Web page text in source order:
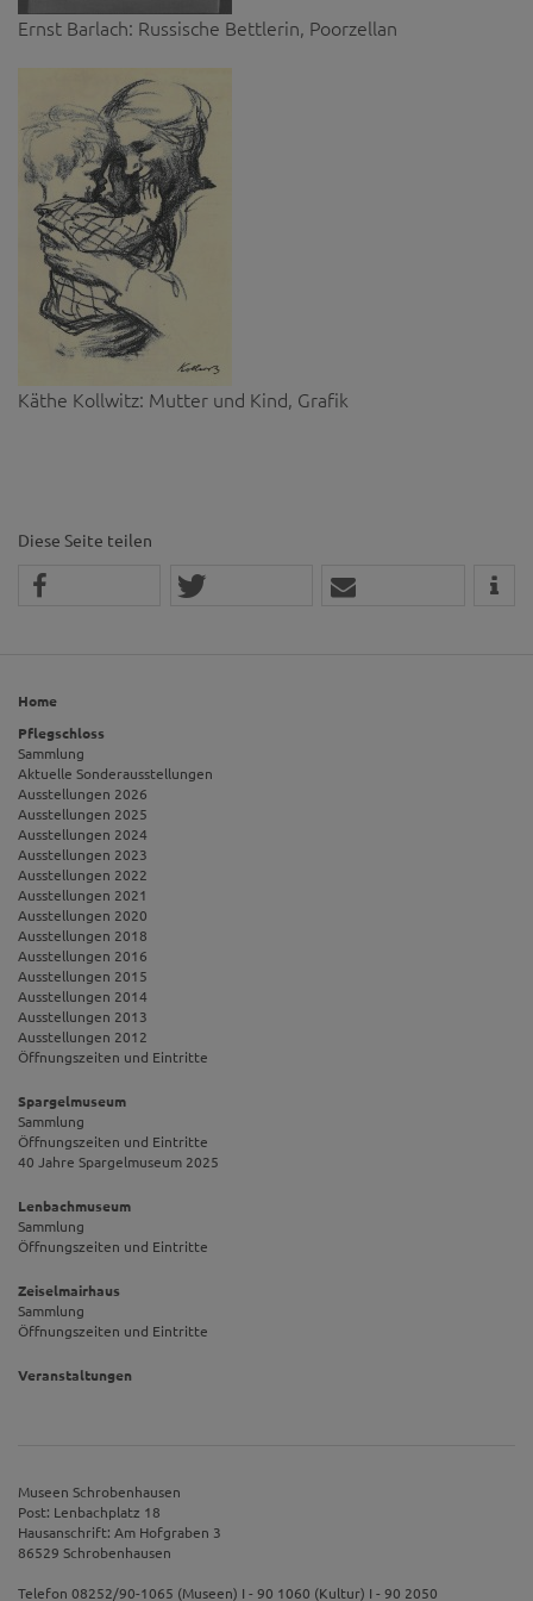
Ernst Barlach: Russische Bettlerin, Poorzellan
Käthe Kollwitz: Mutter und Kind, Grafik
Diese Seite teilen
Home
Pflegschloss
Sammlung
Aktuelle Sonderausstellungen
Ausstellungen 2026
Ausstellungen 2025
Ausstellungen 2024
Ausstellungen 2023
Ausstellungen 2022
Ausstellungen 2021
Ausstellungen 2020
Ausstellungen 2018
Ausstellungen 2016
Ausstellungen 2015
Ausstellungen 2014
Ausstellungen 2013
Ausstellungen 2012
Öffnungszeiten und Eintritte
Spargelmuseum
Sammlung
Öffnungszeiten und Eintritte
40 Jahre Spargelmuseum 2025
Lenbachmuseum
Sammlung
Öffnungszeiten und Eintritte
Zeiselmairhaus
Sammlung
Öffnungszeiten und Eintritte
Veranstaltungen
Museen Schrobenhausen
Post: Lenbachplatz 18
Hausanschrift: Am Hofgraben 3
86529 Schrobenhausen
Telefon 08252/90-1065 (Museen) I - 90 1060 (Kultur) I - 90 2050